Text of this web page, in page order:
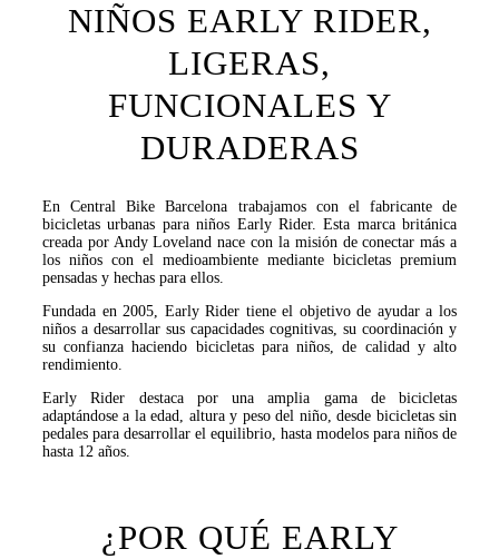
NIÑOS EARLY RIDER,
LIGERAS,
FUNCIONALES Y
DURADERAS
En Central Bike Barcelona trabajamos con el fabricante de
bicicletas urbanas para niños Early Rider. Esta marca británica
creada por Andy Loveland nace con la misión de conectar más a
los niños con el medioambiente mediante bicicletas premium
pensadas y hechas para ellos.
Fundada en 2005, Early Rider tiene el objetivo de ayudar a los
niños a desarrollar sus capacidades cognitivas, su coordinación y
su confianza haciendo bicicletas para niños, de calidad y alto
rendimiento.
Early Rider destaca por una amplia gama de bicicletas
adaptándose a la edad, altura y peso del niño, desde bicicletas sin
pedales para desarrollar el equilibrio, hasta modelos para niños de
hasta 12 años.
¿POR QUÉ EARLY